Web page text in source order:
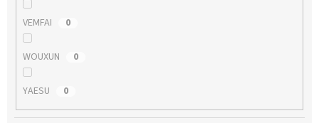
VEMFAI 0
WOUXUN 0
YAESU 0